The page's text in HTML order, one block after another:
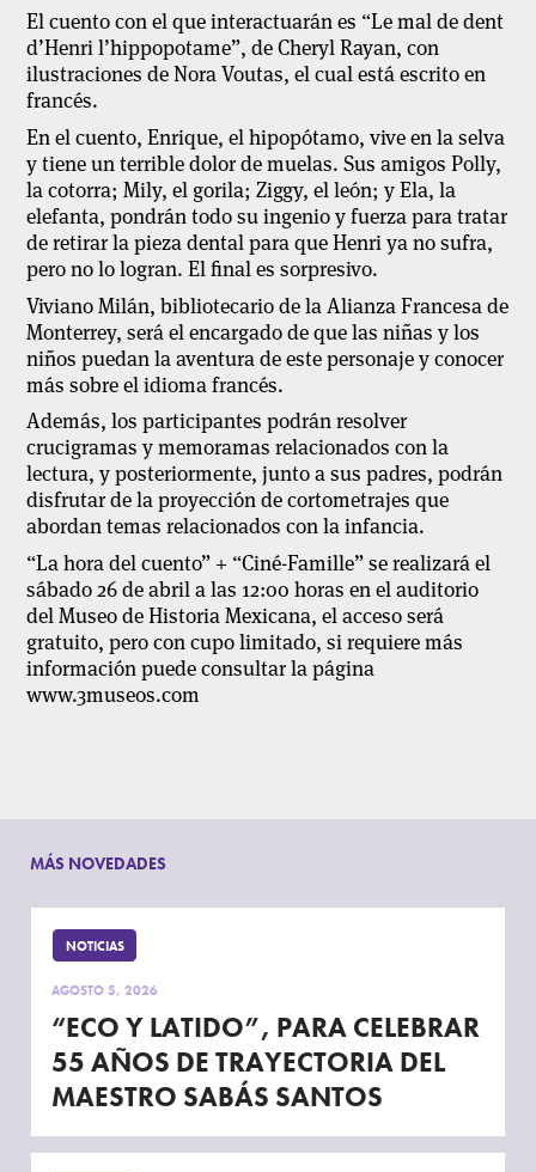
El cuento con el que interactuarán es “Le mal de dent
d’Henri l’hippopotame”, de Cheryl Rayan, con
ilustraciones de Nora Voutas, el cual está escrito en
francés.
En el cuento, Enrique, el hipopótamo, vive en la selva
y tiene un terrible dolor de muelas. Sus amigos Polly,
la cotorra; Mily, el gorila; Ziggy, el león; y Ela, la
elefanta, pondrán todo su ingenio y fuerza para tratar
de retirar la pieza dental para que Henri ya no sufra,
pero no lo logran. El final es sorpresivo.
Viviano Milán, bibliotecario de la Alianza Francesa de
Monterrey, será el encargado de que las niñas y los
niños puedan la aventura de este personaje y conocer
más sobre el idioma francés.
Además, los participantes podrán resolver
crucigramas y memoramas relacionados con la
lectura, y posteriormente, junto a sus padres, podrán
disfrutar de la proyección de cortometrajes que
abordan temas relacionados con la infancia.
“La hora del cuento” + “Ciné-Famille” se realizará el
sábado 26 de abril a las 12:00 horas en el auditorio
del Museo de Historia Mexicana, el acceso será
gratuito, pero con cupo limitado, si requiere más
información puede consultar la página
www.3museos.com
MÁS NOVEDADES
NOTICIAS
AGOSTO 5, 2026
“ECO Y LATIDO”, PARA CELEBRAR
55 AÑOS DE TRAYECTORIA DEL
MAESTRO SABÁS SANTOS